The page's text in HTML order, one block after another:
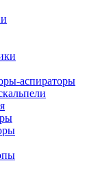
аспираторы